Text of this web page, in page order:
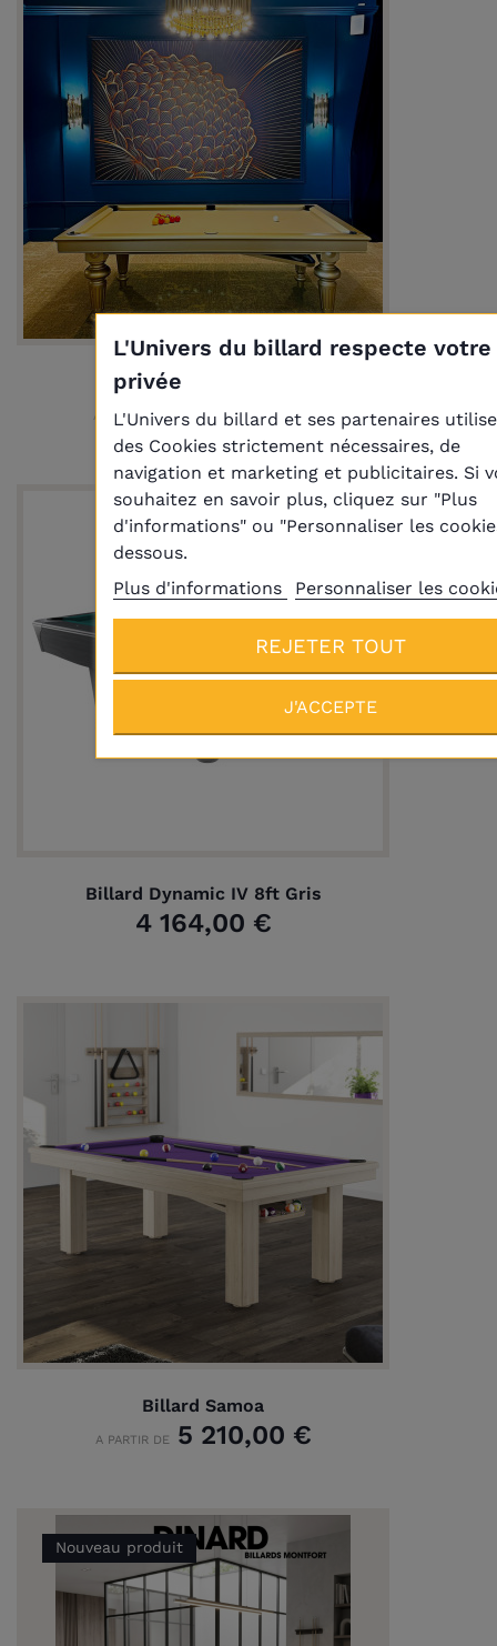
Billard Ile de France
A PARTIR DE7 060,00 €
Billard Dynamic IV 8ft Gris
4 164,00 €
Billard Samoa
A PARTIR DE5 210,00 €
Nouveau produit
L'Univers du billard respecte votre
privée
L'Univers du billard et ses partenaires
des Cookies strictement nécessaires, de
navigation et marketing et publicitaires. Si
souhaitez en savoir plus, cliquez sur "Plus
d'informations" ou "Personnaliser les
dessous.
Plus d'informations
Personnaliser les
REJETER TOUT
J'ACCEPTE